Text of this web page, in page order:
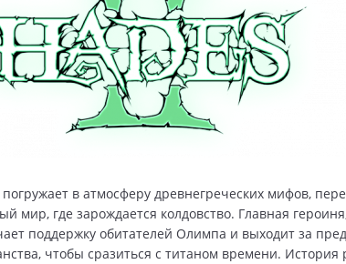
погружает в атмосферу древнегреческих мифов,
мир, где зарождается колдовство. Главная
поддержку обитателей Олимпа и выходит за
чтобы сразиться с титаном времени. История